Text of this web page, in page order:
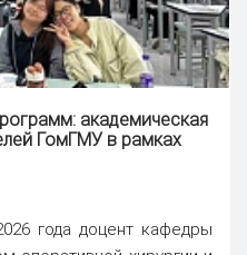
академическая
ГомГМУ в рамках
года доцент кафедры